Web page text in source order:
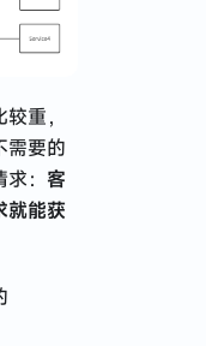
重，
需要的
： 客
就能获